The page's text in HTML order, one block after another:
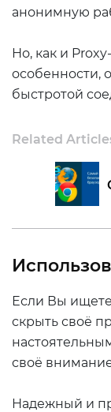
анонимную
Но, как и
особенности,
быстротой
Related
Если Вы
скрыть своё
своё
Надежный и